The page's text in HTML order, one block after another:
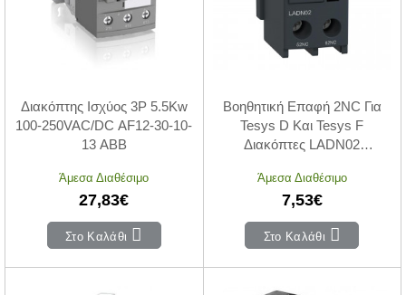
Διακόπτης Ισχύος 3P 5.5Kw
100-250VAC/DC AF12-30-10-
13 ABB
Άμεσα Διαθέσιμο
27,83€
Στο Καλάθι
Βοηθητική Επαφή 2NC Για
Tesys D Και Tesys F
Διακόπτες LADN02
Άμεσα Διαθέσιμο
7,53€
Στο Καλάθι